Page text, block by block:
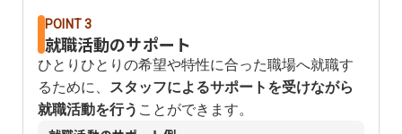
POINT 3
就職活動のサポート
ひとりひとりの希望や特性に合った職場へ就職す
るために、
スタッフによるサポートを受けながら
就職活動を行う ことができます。